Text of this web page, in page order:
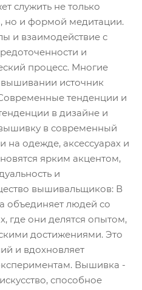
служить не только
но и формой медитации.
и взаимодействие с
и
процесс. Многие
источник
тенденции и
в дизайне и
в современный
на одежде, аксессуарах и
ярким акцентом,
и
вышивальщиков: В
объединяет людей со
где они делятся опытом,
достижениями. Это
и вдохновляет
Вышивка -
способное